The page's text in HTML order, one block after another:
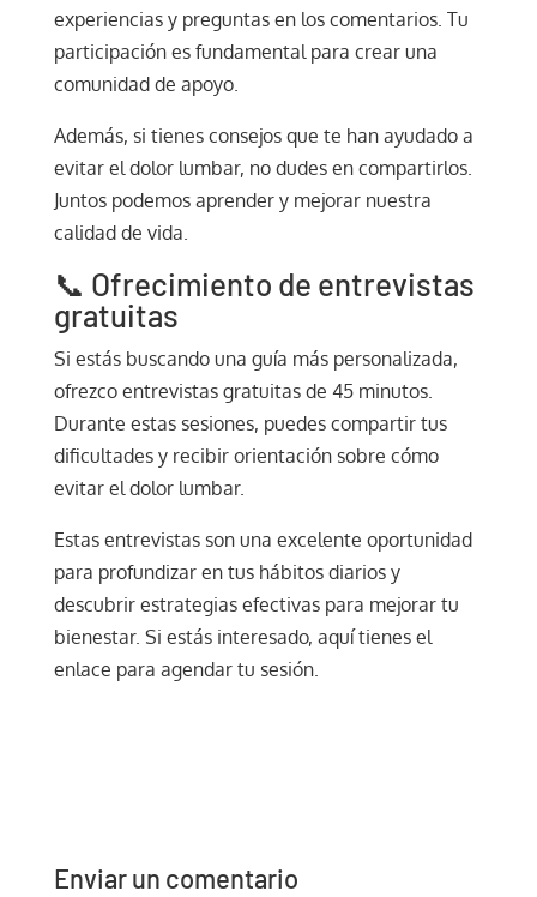
experiencias y preguntas en los comentarios. Tu
participación es fundamental para crear una
comunidad de apoyo.
Además, si tienes consejos que te han ayudado a
evitar el dolor lumbar, no dudes en compartirlos.
Juntos podemos aprender y mejorar nuestra
calidad de vida.
📞 Ofrecimiento de entrevistas
gratuitas
Si estás buscando una guía más personalizada,
ofrezco entrevistas gratuitas de 45 minutos.
Durante estas sesiones, puedes compartir tus
dificultades y recibir orientación sobre cómo
evitar el dolor lumbar.
Estas entrevistas son una excelente oportunidad
para profundizar en tus hábitos diarios y
descubrir estrategias efectivas para mejorar tu
bienestar. Si estás interesado, aquí tienes el
enlace para agendar tu sesión.
Enviar un comentario